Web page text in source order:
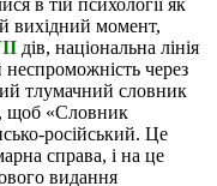
вихідний момент,
дів, національна лінія
неспроможність через
тлумачний словник
щоб «Словник
російський. Це
справа, і на це
видання